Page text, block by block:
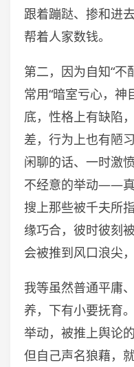
跟着蹦跶、掺和进
帮着人家数钱。
第二，因为自知“不
常用“暗室亏心，神
底，性格上有缺陷
差，行为上也有陋
闲聊的话、一时激
不经意的举动——
搜上那些被千夫所
缘巧合，彼时彼刻
会被推到风口浪尖
我等虽然普通平庸
养，下有小要抚育
举动，被推上舆论
但自己声名狼藉，